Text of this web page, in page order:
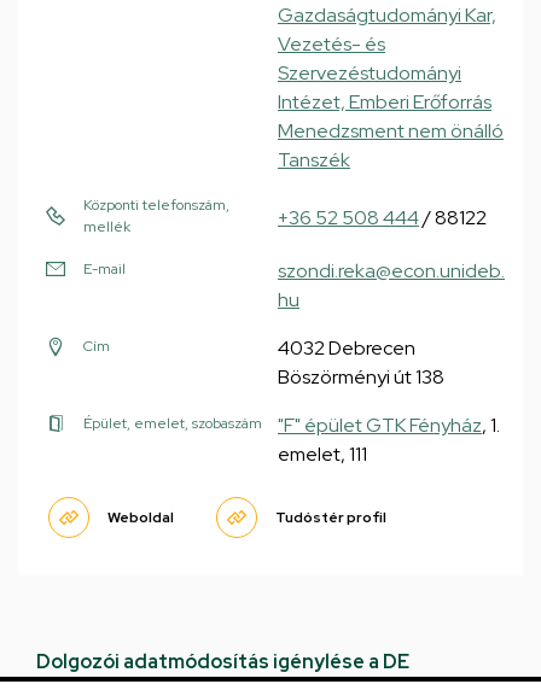
Gazdaságtudományi Kar,
Vezetés- és
Szervezéstudományi
Intézet, Emberi Erőforrás
Menedzsment nem önálló
Tanszék
Központi telefonszám,
mellék
+36 52 508 444/ 88122
E-mail
szondi.reka@econ.unideb.
hu
Cím
4032 Debrecen
Böszörményi út 138
Épület, emelet, szobaszám "F" épület GTK Fényház, 1.
emelet, 111
Weboldal Tudóstér profil
Dolgozói adatmódosítás igénylése a DE